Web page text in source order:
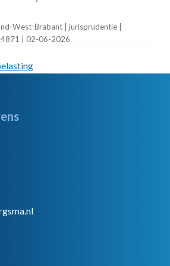
West-Brabant | jurisprudentie |
| 02-06-2026